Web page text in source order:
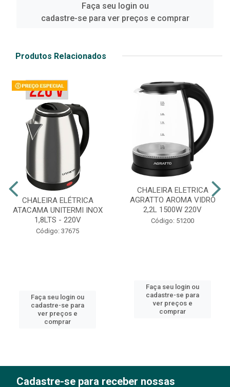
Faça seu login ou
cadastre-se para ver preços e comprar
Produtos Relacionados
CHALEIRA ELÉTRICA
ATACAMA UNITERMI INOX
1,8LTS - 220V
Código: 37675
Faça seu login ou
cadastre-se para
ver preços e
comprar
CHALEIRA ELETRICA
AGRATTO AROMA VIDRO
2,2L 1500W 220V
Código: 51200
Faça seu login ou
cadastre-se para
ver preços e
comprar
Cadastre-se para receber nossas